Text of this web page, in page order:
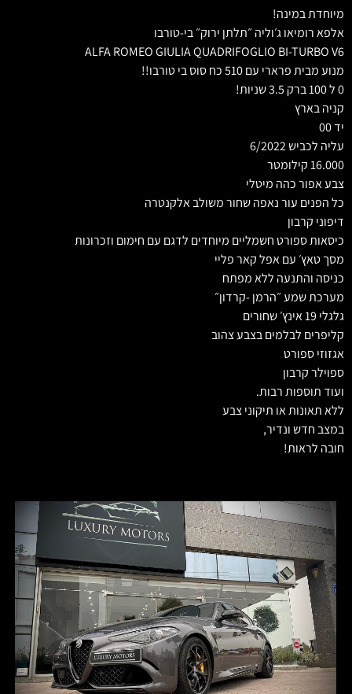
מיוחדת במינה!
אלפא רומיאו ג׳וליה ״תלתן ירוק״ בי-טורבו
ALFA ROMEO GIULIA QUADRIFOGLIO BI-TURBO V6
מנוע מבית פרארי עם 510 כח סוס בי טורבו!!
0 ל 100 ברק 3.5 שניות!
קניה בארץ
יד 00
עליה לכביש 6/2022
16.000 קילומטר
צבע אפור כהה מיטלי
כל הפנים עור נאפה שחור משולב אלקנטרה
דיפוני קרבון
כיסאות ספורט חשמליים מיוחדים לדגם עם חימום וזכרונות
מסך טאץ׳ עם אפל קאר פליי
כניסה והתנעה ללא מפתח
מערכת שמע ״הרמן -קרדון״
גלגלי 19 אינץ׳ שחורים
קליפרים לבלמים בצבע צהוב
אגזוזי ספורט
ספוילר קרבון
ועוד תוספות רבות.
ללא תאונות או תיקוני צבע
במצב חדש ונדיר,
חובה לראות!